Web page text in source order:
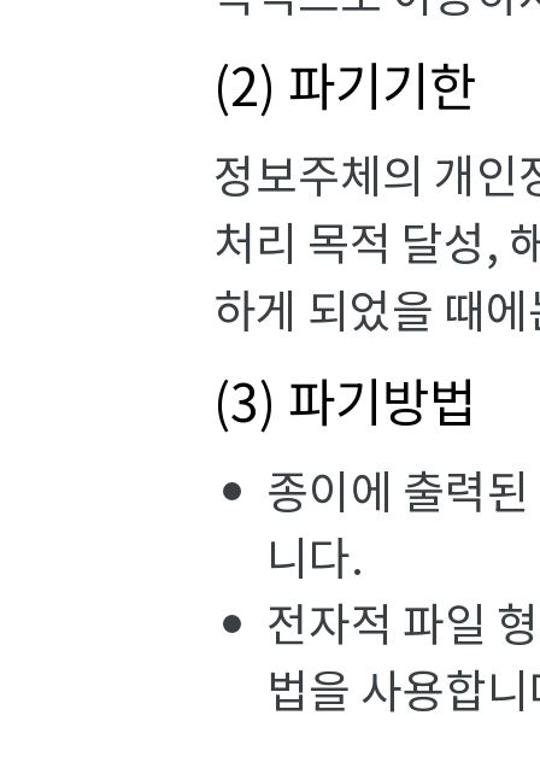
(2) 파기기한
정보주체의 개인
처리 목적 달성,
하게 되었을 때
(3) 파기방법
종이에 출력
니다.
전자적 파일
법을 사용합